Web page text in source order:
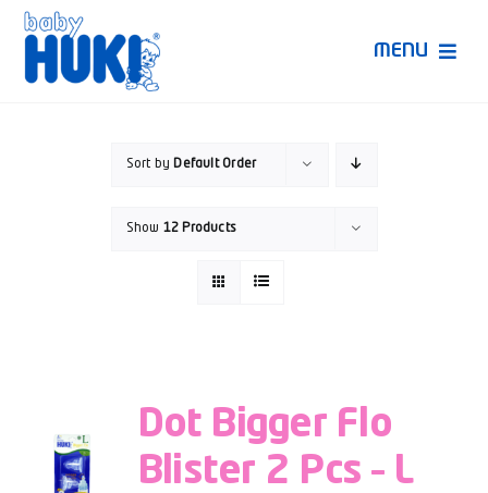
Skip
content
MENU
Sort by Default Order
Show 12 Products
Dot Bigger Flo
Blister 2 Pcs – L